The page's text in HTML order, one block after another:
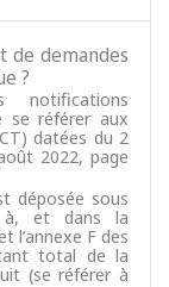
de demandes
?
notifications
se référer aux
datées du 2
2022, page
déposée sous
à, et dans la
l’annexe F des
total de la
(se référer à